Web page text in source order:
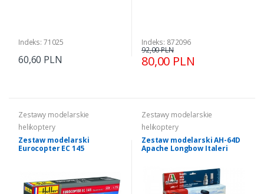
Indeks: 71025
60,60 PLN
Indeks: 872096
80,00 PLN
92,00 PLN
Zestawy modelarskie
helikoptery
Zestaw modelarski
Eurocopter EC 145
Zestawy modelarskie
helikoptery
Zestaw modelarski AH-64D
Apache Longbow Italeri